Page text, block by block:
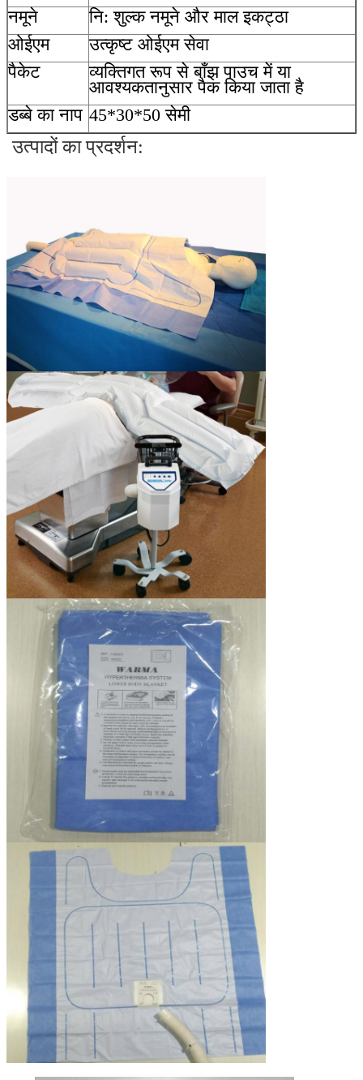
नमूने
नि: शुल्क नमूने और माल इकट्ठा
ओईएम
उत्कृष्ट ओईएम सेवा
पैकेट
व्यक्तिगत रूप से बाँझ पाउच में या
आवश्यकतानुसार पैक किया जाता है
डब्बे का नाप 45*30*50 सेमी
उत्पादों का प्रदर्शन: